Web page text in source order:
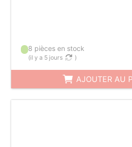
8 pièces en stock
(il y a 5 jours )
AJOUTER AU